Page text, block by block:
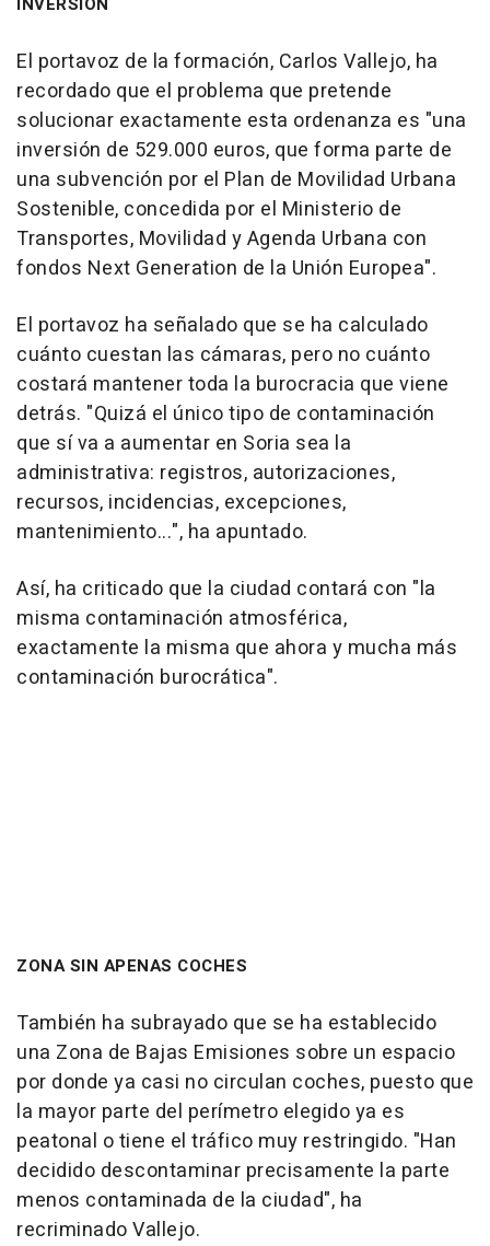
El portavoz de la formación, Carlos Vallejo, ha
recordado que el problema que pretende
solucionar exactamente esta ordenanza es "una
inversión de 529.000 euros, que forma parte de
una subvención por el Plan de Movilidad Urbana
Sostenible, concedida por el Ministerio de
Transportes, Movilidad y Agenda Urbana con
fondos Next Generation de la Unión Europea".
El portavoz ha señalado que se ha calculado
cuánto cuestan las cámaras, pero no cuánto
costará mantener toda la burocracia que viene
detrás. "Quizá el único tipo de contaminación
que sí va a aumentar en Soria sea la
administrativa: registros, autorizaciones,
recursos, incidencias, excepciones,
mantenimiento...", ha apuntado.
Así, ha criticado que la ciudad contará con "la
misma contaminación atmosférica,
exactamente la misma que ahora y mucha más
contaminación burocrática".
ZONA SIN APENAS COCHES
También ha subrayado que se ha establecido
una Zona de Bajas Emisiones sobre un espacio
por donde ya casi no circulan coches, puesto que
la mayor parte del perímetro elegido ya es
peatonal o tiene el tráfico muy restringido. "Han
decidido descontaminar precisamente la parte
menos contaminada de la ciudad", ha
recriminado Vallejo.